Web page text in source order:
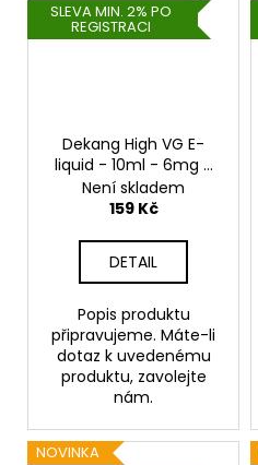
SLEVA MIN. 2% PO
REGISTRACI
Dekang High VG E-
liquid - 10ml - 6mg -
Shaking Cherry
(Koktejlová třešeň)
Není skladem
159 Kč
DETAIL
Popis produktu
připravujeme. Máte-li
dotaz k uvedenému
produktu, zavolejte
nám.
NOVINKA